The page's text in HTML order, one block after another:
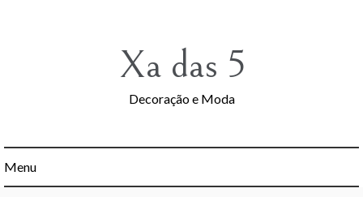
Xa das 5
Decoração e Moda
Menu